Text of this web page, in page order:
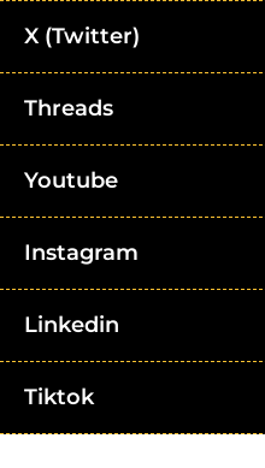
X (Twitter)
Threads
Youtube
Instagram
Linkedin
Tiktok